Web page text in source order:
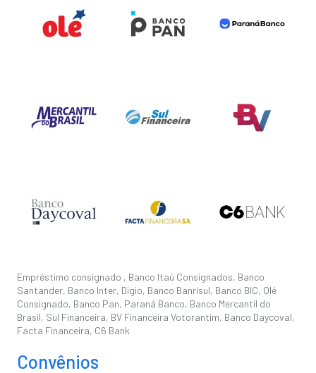
Empréstimo consignado , Banco Itaú Consignados, Banco
Santander, Banco Inter, Digio, Banco Banrisul, Banco BIC, Olé
Consignado, Banco Pan, Paraná Banco, Banco Mercantil do
Brasil, Sul Financeira, BV Financeira Votorantim, Banco Daycoval,
Facta Financeira, C6 Bank
Convênios